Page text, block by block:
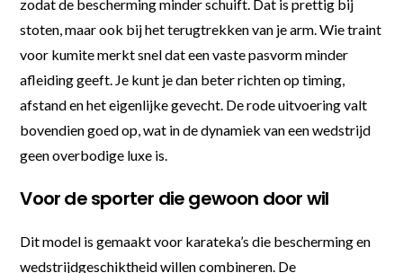
zodat de bescherming minder schuift. Dat is prettig bij
stoten, maar ook bij het terugtrekken van je arm. Wie traint
voor kumite merkt snel dat een vaste pasvorm minder
afleiding geeft. Je kunt je dan beter richten op timing,
afstand en het eigenlijke gevecht. De rode uitvoering valt
bovendien goed op, wat in de dynamiek van een wedstrijd
geen overbodige luxe is.
Voor de sporter die gewoon door wil
Dit model is gemaakt voor karateka’s die bescherming en
wedstrijdgeschiktheid willen combineren. De